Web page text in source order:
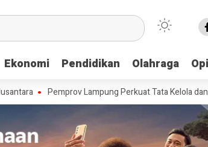
Ekonomi Pendidikan Olahraga
Ekonomi Pendidikan Olahraga
Pemprov Lampung Perkuat Tata Kelola dan